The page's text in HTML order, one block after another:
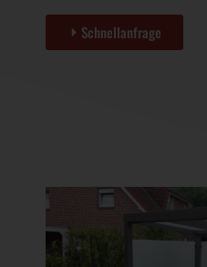
Schnellanfrage